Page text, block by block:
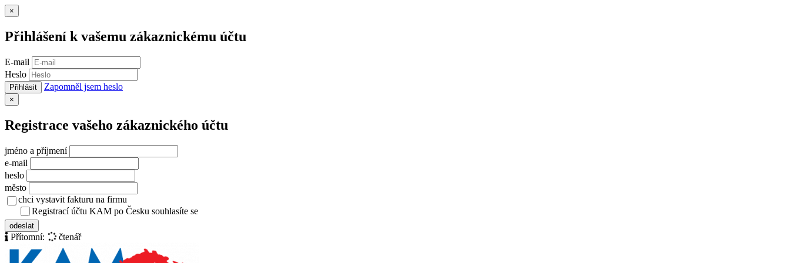
×
Přihlášení k vašemu zákaznickému účtu
E-mail
Heslo
Přihlásit Zapomněl jsem heslo
×
Registrace vašeho zákaznického účtu
jméno a příjmení
e-mail
heslo
město
chci vystavit fakturu na firmu
Registrací účtu KAM po Česku souhlasíte se
odeslat
Přítomní: čtenář